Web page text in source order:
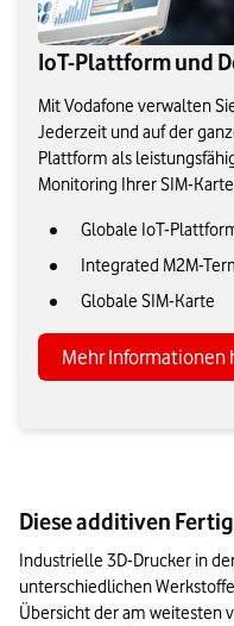
IoT-Plattform und
Mit Vodafone verwalten
Jederzeit und auf der
Plattform als
Monitoring Ihrer SIM-
Globale IoT-
Integrated M2M-
Globale SIM-Karte
Mehr Informationen
Diese additiven
Industrielle 3D-Drucker in
unterschiedlichen
Übersicht der am weitesten